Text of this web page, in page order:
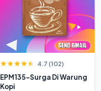
4.7 (102)
EPM135-Surga Di Warung
Kopi